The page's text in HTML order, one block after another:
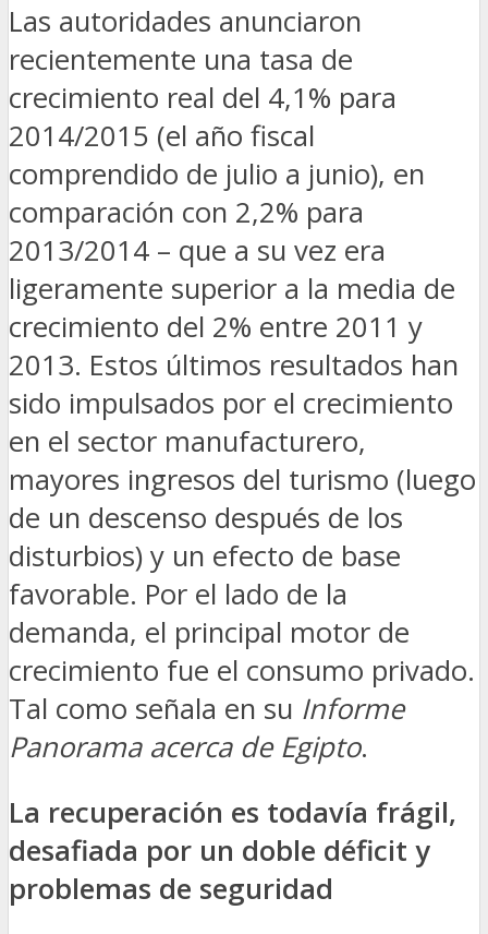
Las autoridades anunciaron
recientemente una tasa de
crecimiento real del 4,1% para
2014/2015 (el año fiscal
comprendido de julio a junio), en
comparación con 2,2% para
2013/2014 – que a su vez era
ligeramente superior a la media de
crecimiento del 2% entre 2011 y
2013. Estos últimos resultados han
sido impulsados por el crecimiento
en el sector manufacturero,
mayores ingresos del turismo (luego
de un descenso después de los
disturbios) y un efecto de base
favorable. Por el lado de la
demanda, el principal motor de
crecimiento fue el consumo privado.
Tal como señala en su Informe
Panorama acerca de Egipto.
La recuperación es todavía frágil,
desafiada por un doble déficit y
problemas de seguridad